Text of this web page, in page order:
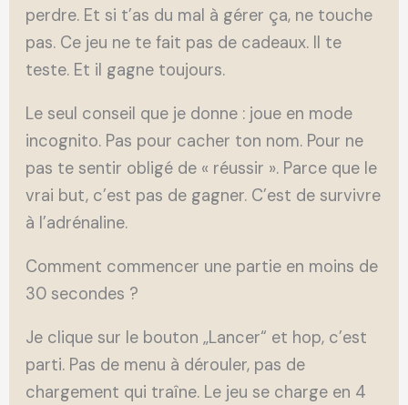
perdre. Et si t’as du mal à gérer ça, ne touche
pas. Ce jeu ne te fait pas de cadeaux. Il te
teste. Et il gagne toujours.
Le seul conseil que je donne : joue en mode
incognito. Pas pour cacher ton nom. Pour ne
pas te sentir obligé de « réussir ». Parce que le
vrai but, c’est pas de gagner. C’est de survivre
à l’adrénaline.
Comment commencer une partie en moins de
30 secondes ?
Je clique sur le bouton „Lancer“ et hop, c’est
parti. Pas de menu à dérouler, pas de
chargement qui traîne. Le jeu se charge en 4